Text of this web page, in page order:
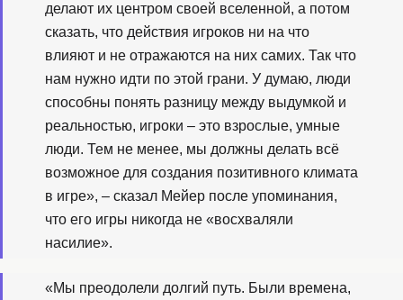
делают их центром своей вселенной, а потом
сказать, что действия игроков ни на что
влияют и не отражаются на них самих. Так что
нам нужно идти по этой грани. У думаю, люди
способны понять разницу между выдумкой и
реальностью, игроки – это взрослые, умные
люди. Тем не менее, мы должны делать всё
возможное для создания позитивного климата
в игре», – сказал Мейер после упоминания,
что его игры никогда не «восхваляли
насилие».
«Мы преодолели долгий путь. Были времена,